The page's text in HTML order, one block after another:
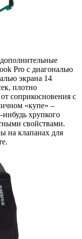
Pro с диагональю
экрана 14
плотно
соприкосновения с
«купе» –
хрупкого
свойствами.
на клапанах для